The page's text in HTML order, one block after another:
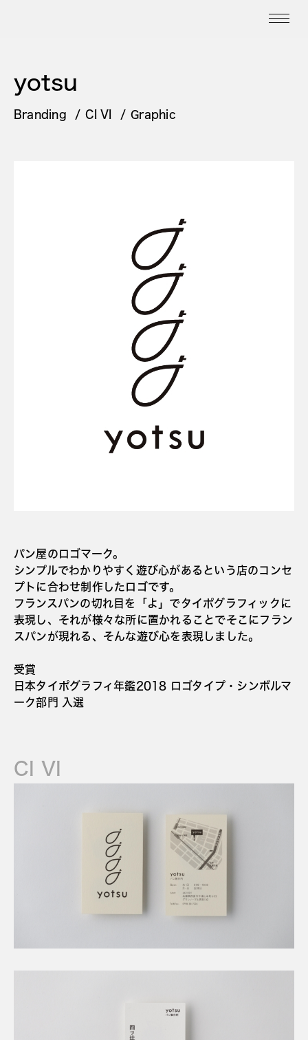
yotsu
Branding CI VI Graphic
パン屋のロゴマーク。
シンプルでわかりやすく遊び心があるという店のコンセ
プトに合わせ制作したロゴです。
フランスパンの切れ目を「よ」でタイポグラフィックに
表現し、それが様々な所に置かれることでそこにフラン
スパンが現れる、そんな遊び心を表現しました。
受賞
日本タイポグラフィ年鑑2018 ロゴタイプ・シンボルマ
ーク部門 入選
CI VI